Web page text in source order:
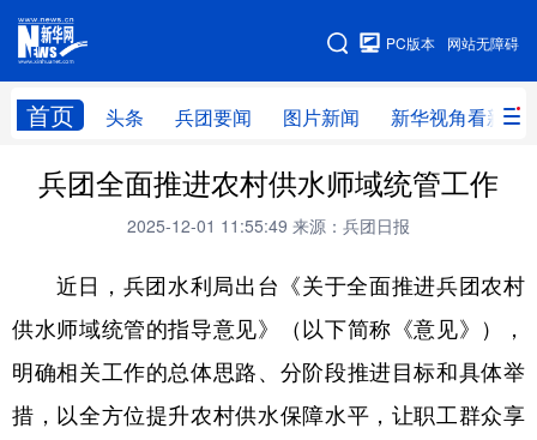
网站无障碍
PC版本
首页 头条 兵团要闻 图片新闻 新华视角看新疆
网站地图
头条 兵团要闻 图片新闻 新华视角看新疆
地方频道
北京 天津 河北 山西
辽宁 吉林 上海 江苏
兵团全面推进农村供水师域统管工作
2025-12-01 11:55:49 来源：兵团日报
近日，兵团水利局出台《关于全面推进兵团农村
供水师域统管的指导意见》（以下简称《意见》），
明确相关工作的总体思路、分阶段推进目标和具体举
措，以全方位提升农村供水保障水平，让职工群众享